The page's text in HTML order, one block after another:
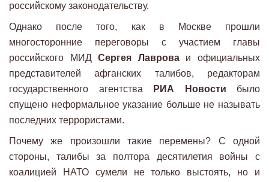
российскому законодательству.
Однако после того, как в Москве прошли
многосторонние переговоры с участием главы
российского МИДСергея Лавроваи официальных
представителей афганских талибов, редакторам
государственного агентства
РИА Новости было
спущено неформальное указание больше не называть
последних террористами.
Почему же произошли такие перемены? C одной
стороны, талибы за полтора десятилетия войны с
коалицией НАТО сумели не только выстоять, но и